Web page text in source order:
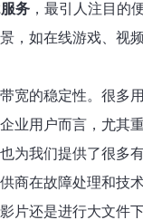
务 ，最引人注目的
，如在线游戏、视
宽的稳定性。很多
业用户而言，尤其
为我们提供了很多
商在故障处理和技
片还是进行大文件